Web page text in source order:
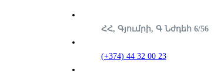
ՀՀ, Գյումրի, Գ Նժդեհ 6/56
(+374) 44 32 00 23